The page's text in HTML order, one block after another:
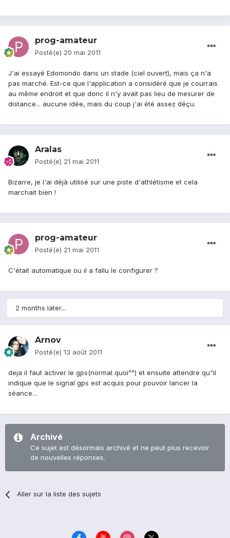
prog-amateur
Posté(e) 20 mai 2011
J'ai essayé Edomondo dans un stade (ciel ouvert), mais ça n'a
pas marché. Est-ce que l'application a considéré que je courrais
au même endroit et que donc il n'y avait pas lieu de mesurer de
distance... aucune idée, mais du coup j'ai été assez déçu.
Aralas
Posté(e) 21 mai 2011
Bizarre, je l'ai déjà utilisé sur une piste d'athlétisme et cela
marchait bien !
prog-amateur
Posté(e) 21 mai 2011
C'était automatique ou il a fallu le configurer ?
2 months later...
Arnov
Posté(e) 13 août 2011
deja il faut activer le gps(normal quoi^^) et ensuite attendre qu"il
indique que le signal gps est acquis pour pouvoir lancer la
séance...
Archivé
Ce sujet est désormais archivé et ne peut plus recevoir
de nouvelles réponses.
Aller sur la liste des sujets